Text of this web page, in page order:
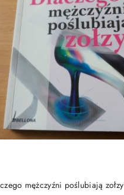
mężczyźni poślubiają zołzy
DO KOSZYKA